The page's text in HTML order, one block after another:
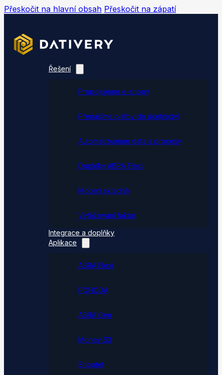
Přeskočit na hlavní obsah Přeskočit na zápatí
Řešení
Propojujeme e-shopy
Přenášíme platby do účetnictví
Automatizujeme data a procesy
Doplňky ABRA Flexi
Mobilní skladník
Vytěžování faktur
Integrace a doplňky
Aplikace
ABRA Flexi
POHODA
ABRA Gen
Money S3
Shoptet